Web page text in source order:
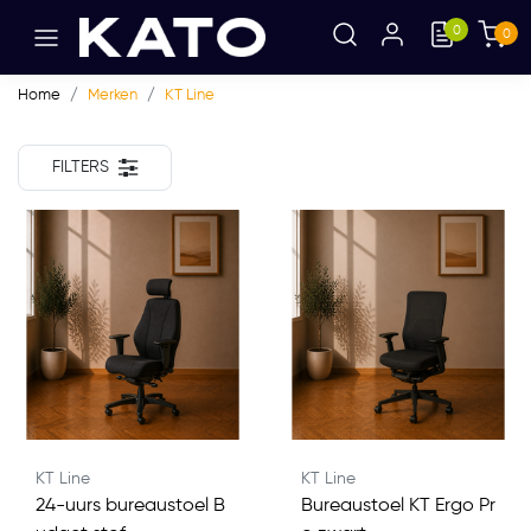
0 0
Home Merken KT Line
FILTERS
KT Line
24-uurs bureaustoel B
KT Line
Bureaustoel KT Ergo Pr